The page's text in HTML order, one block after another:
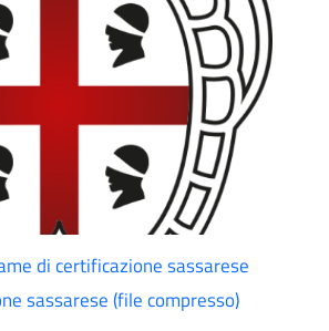
di certificazione sassarese
sassarese (file compresso)